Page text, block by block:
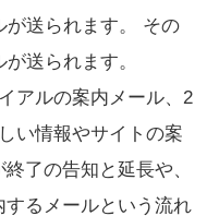
が送られます。 その
送られます。
アルの案内メール、2
い情報やサイトの案
了の告知と延長や、
るメールという流れ